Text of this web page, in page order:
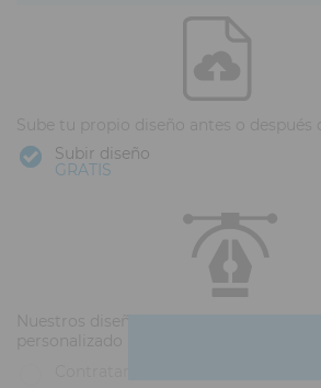
Sube tu propio diseño antes o después
Subir diseño
GRATIS
Nuestros diseñadores pueden hacerte
personalizado